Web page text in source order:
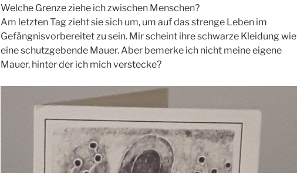
Welche Grenze ziehe ich zwischen Menschen?
Am letzten Tag zieht sie sich um, um auf das strenge Leben im
Gefängnisvorbereitet zu sein. Mir scheint ihre schwarze Kleidung wie
eine schutzgebende Mauer. Aber bemerke ich nicht meine eigene
Mauer, hinter der ich mich verstecke?